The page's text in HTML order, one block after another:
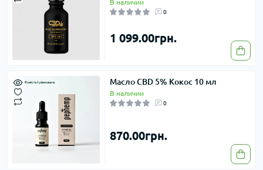
В наличии
0
1 099.00грн.
Масло CBD 5% Кокос 10 мл
В наличии
0
870.00грн.